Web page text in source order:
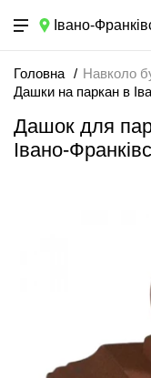
Івано-
Головна
Навколо
Дашки на паркан в
Дашок для
Івано-